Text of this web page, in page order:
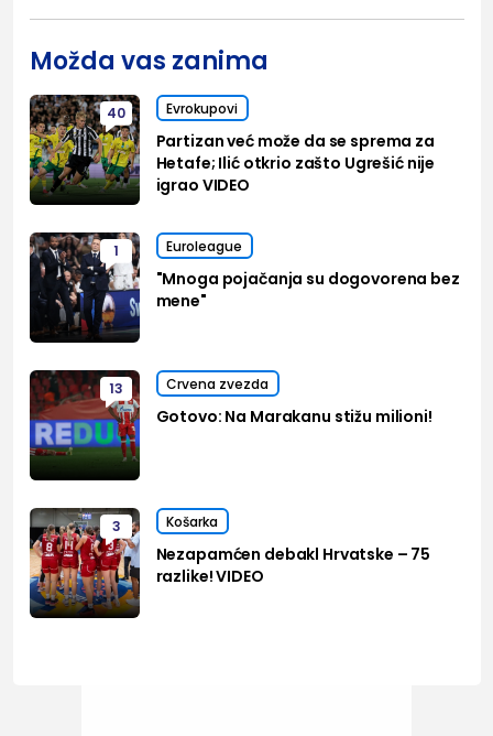
Možda vas zanima
40 Evrokupovi
Partizan već može da se sprema za
Hetafe; Ilić otkrio zašto Ugrešić nije
igrao VIDEO
1 Euroleague
"Mnoga pojačanja su dogovorena bez
mene"
13 Crvena zvezda
Gotovo: Na Marakanu stižu milioni!
3 Košarka
Nezapamćen debakl Hrvatske – 75
razlike! VIDEO